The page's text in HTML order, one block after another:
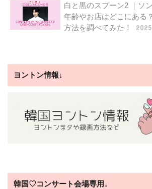
白と黒のスプーン2 ｜ソ
年齢やお店はどこにある
方法を調べてみた！
ヨントン情報↓
韓国♡コンサート会場専用↓